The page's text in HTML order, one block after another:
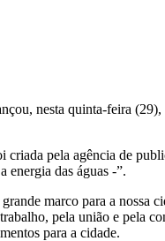
nesta quinta-feira
criada pela agência de
energia das águas -”.
marco para a nossa
pela união e pela
para a cidade.